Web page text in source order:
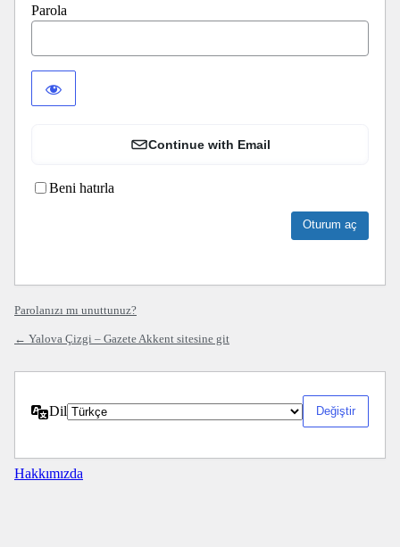
Parola
Continue with Email
Beni hatırla
Parolanızı mı unuttunuz?
← Yalova Çizgi – Gazete Akkent sitesine git
Dil
Hakkımızda